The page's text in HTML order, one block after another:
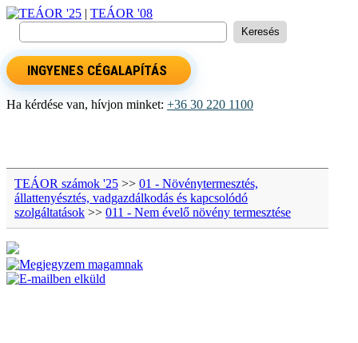
TEÁOR '25 | TEÁOR '08
INGYENES CÉGALAPÍTÁS
Ha kérdése van, hívjon minket: +36 30 220 1100
TEÁOR számok '25 >> 01 - Növénytermesztés,
állattenyésztés, vadgazdálkodás és kapcsolódó
szolgáltatások >> 011 - Nem évelő növény termesztése